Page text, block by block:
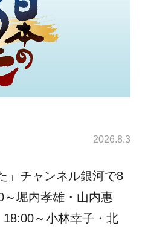
2026.8.3
」チャンネル銀河で8
堀内孝雄・山内惠
～小林幸子・北